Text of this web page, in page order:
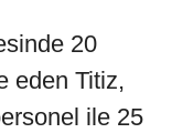
20
eden Titiz,
ile 25